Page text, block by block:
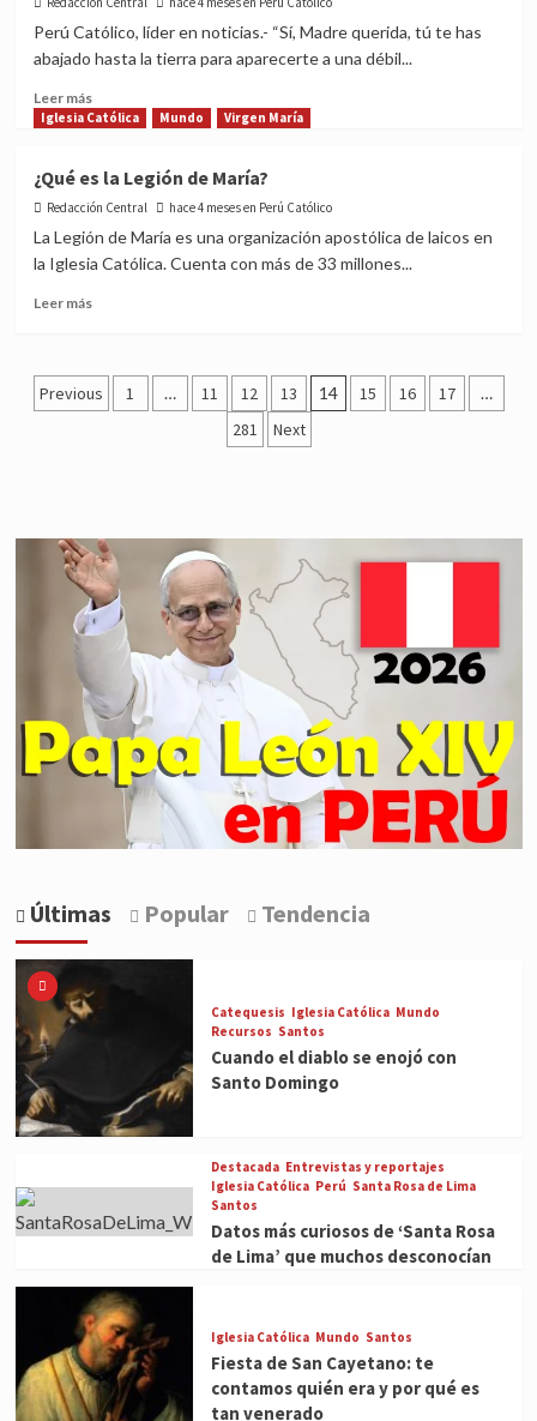
María
verdaderamente
Dios?
Perú Católico, líder en noticias.- “Sí, Madre querida, tú te has
abajado hasta la tierra para aparecerte a una débil...
Leer másRead
more
celebramos
a
Santa
Bernardette
la
Virgen
de
Iglesia Católica Mundo Virgen María
¿Qué es la Legión de María?
Redacción Central hace 4 meses en Perú Católico
La Legión de María es una organización apostólica de laicos en
la Iglesia Católica. Cuenta con más de 33 millones...
Leer másRead
es
la
Posts
Previous 1 … 11 12 13 14 15 16 17 …
281 Next
Últimas Popular Tendencia
Catequesis Iglesia Católica Mundo
Recursos Santos
Cuando el diablo se enojó con
Santo Domingo
Destacada Entrevistas y reportajes
Iglesia Católica Perú Santa Rosa de Lima
Santos
Datos más curiosos de ‘Santa Rosa
de Lima’ que muchos desconocían
Iglesia Católica Mundo Santos
Fiesta de San Cayetano: te
contamos quién era y por qué es
tan venerado